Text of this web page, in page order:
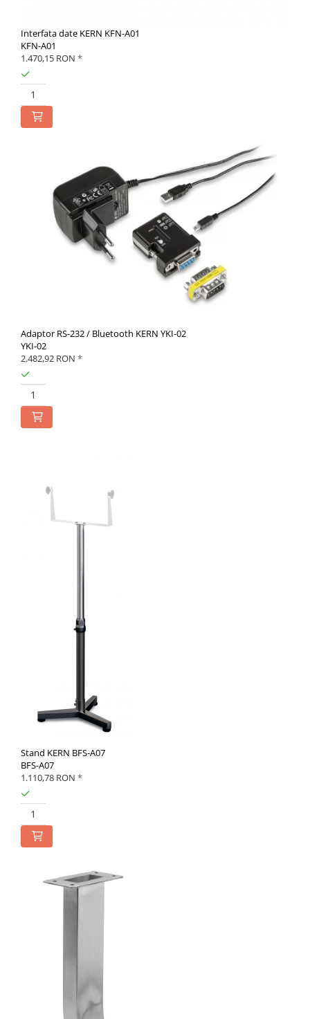
Interfata date KERN KFN-A01
KFN-A01
1.470,15 RON *
Adaptor RS-232 / Bluetooth KERN YKI-02
YKI-02
2.482,92 RON *
Stand KERN BFS-A07
BFS-A07
1.110,78 RON *